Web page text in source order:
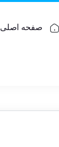
صفحه اصلی